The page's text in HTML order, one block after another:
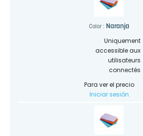
Color : Naranja
Uniquement
accessible aux
utilisateurs
connectés
Para ver el precio
Iniciar sesión